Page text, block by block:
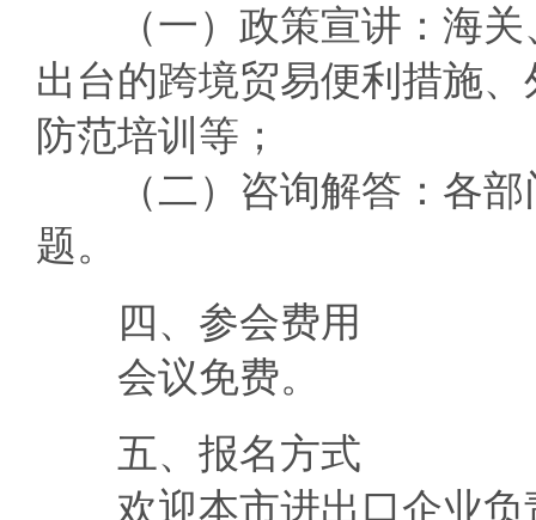
（一）政策宣讲：海关
出台的跨境贸易便利措施
防范培训等；
（二）咨询解答：各部
题。
四、参会费用
会议免费。
五、报名方式
欢迎本市进出口企业负